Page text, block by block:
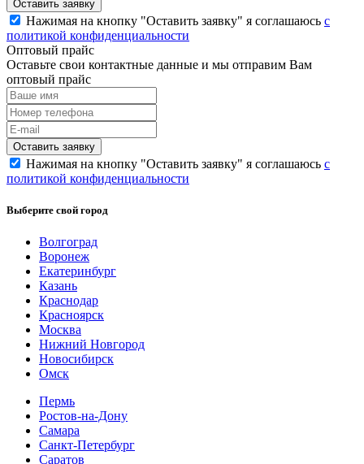
Нажимая на кнопку "Оставить заявку" я соглашаюсь с
политикой конфиденциальности
Оптовый прайс
Оставьте свои контактные данные и мы отправим Вам
оптовый прайс
Нажимая на кнопку "Оставить заявку" я соглашаюсь с
политикой конфиденциальности
Выберите свой город
Волгоград
Воронеж
Екатеринбург
Казань
Краснодар
Красноярск
Москва
Нижний Новгород
Новосибирск
Омск
Пермь
Ростов-на-Дону
Самара
Санкт-Петербург
Саратов